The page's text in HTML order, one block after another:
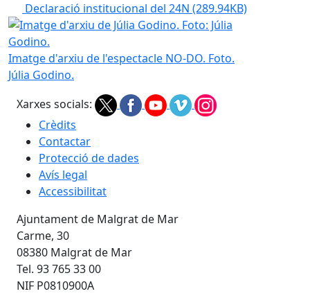
Declaració institucional del 24N (289.94KB)
Imatge d'arxiu de Júlia Godino. Foto: Júlia Godino.
Imatge d'arxiu de l'espectacle NO-DO. Foto.
Júlia Godino.
Xarxes socials:
Crèdits
Contactar
Protecció de dades
Avís legal
Accessibilitat
Ajuntament de Malgrat de Mar
Carme, 30
08380 Malgrat de Mar
Tel. 93 765 33 00
NIF P0810900A